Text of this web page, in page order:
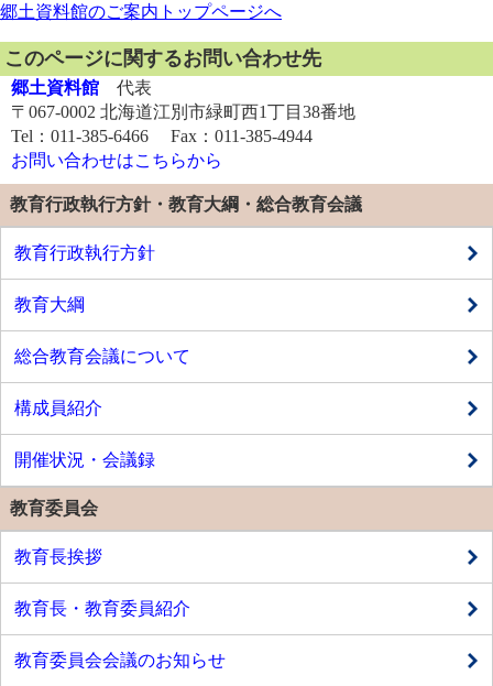
郷土資料館のご案内トップページへ
このページに関するお問い合わせ先
郷土資料館 代表
〒067-0002 北海道江別市緑町西1丁目38番地
Tel：011-385-6466 Fax：011-385-4944
お問い合わせはこちらから
教育行政執行方針・教育大綱・総合教育会議
教育行政執行方針
教育大綱
総合教育会議について
構成員紹介
開催状況・会議録
教育委員会
教育長挨拶
教育長・教育委員紹介
教育委員会会議のお知らせ